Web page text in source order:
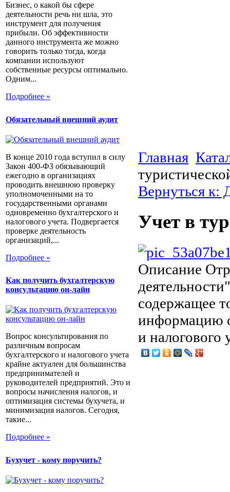
Бизнес, о какой бы сфере
деятельности речь ни шла, это
инструмент для получения
прибыли. Об эффективности
данного инструмента же можно
говорить только тогда, когда
компании используют
собственные ресурсы оптимально.
Одним...
Подробнее »
Обязательный внешний аудит
В конце 2010 года вступил в силу
Закон 400-ФЗ обязывающий
ежегодно в организациях
проводить внешнюю проверку
уполномоченными на то
государственными органами
одновременно бухгалтерского и
налогового учета. Подвергается
проверке деятельность
организаций,...
Подробнее »
Как получить бухгалтерскую
консультацию он-лайн
Вопрос консультирования по
различным вопросам
бухгалтерского и налогового учета
крайне актуален для большинства
предпринимателей и
руководителей предприятий. Это и
вопросы начисления налогов, и
оптимизация системы бухучета, и
минимизация налогов. Сегодня,
такие...
Подробнее »
Бухучет - кому поручить?
Главная
Вернуться к:
Учет в
Описание
содержащее
информацию
и налогового